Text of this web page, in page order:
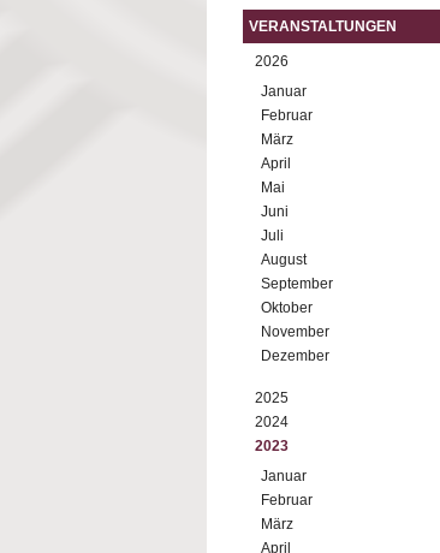
VERANSTALTUNGEN
2026
Januar
Februar
März
April
Mai
Juni
Juli
August
September
Oktober
November
Dezember
2025
2024
2023
Januar
Februar
März
April